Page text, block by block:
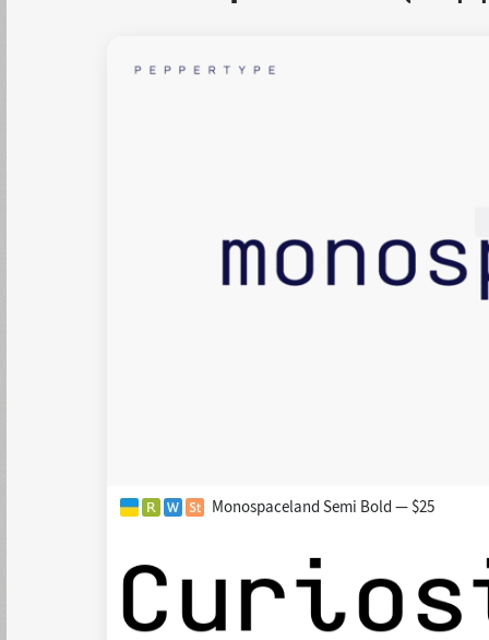
Monospaceland Semi Bold — $25